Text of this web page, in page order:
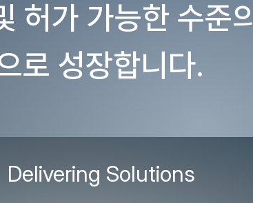
허가 가능한 수준의
로 성장합니다.
Delivering Solutions